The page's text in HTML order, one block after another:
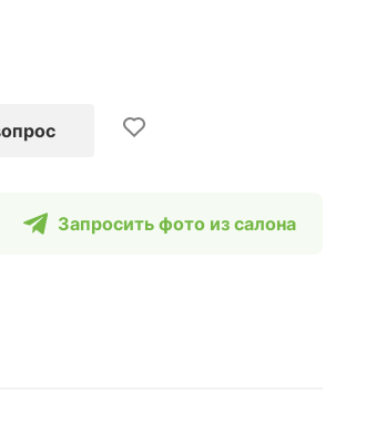
Запросить фото из салона